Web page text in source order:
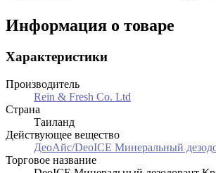
Информация о товаре
Характеристики
Производитель
Rein & Fresh Co. Ltd
Страна
Таиланд
Действующее вещество
ДеоАйс/DeoICE Минеральный
Торговое название